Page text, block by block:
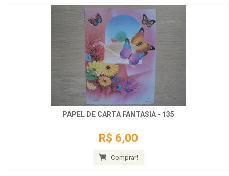
PAPEL DE CARTA FANTASIA - 135
R$ 6,00
Comprar!